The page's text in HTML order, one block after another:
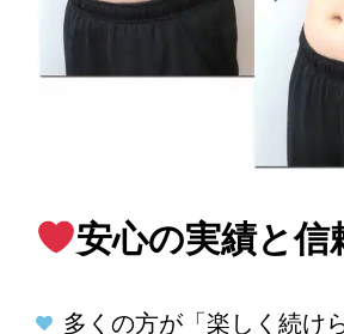
安心の実績と信
多くの方が「楽しく続け